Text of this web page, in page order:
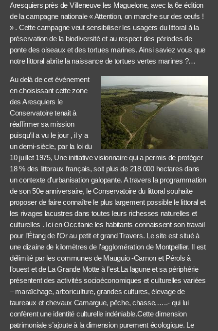
Aresquiers près de Villeneuve les Maguelone, avec la 6e édition
de la campagne nationale « Attention, on marche sur des œufs !
» . Cette campagne veut sensibiliser les usagers du littoral à la
préservation de la biodiversité et au respect des périodes de
ponte des oiseaux et des tortues marines. Ainsi saviez vous que
notre littoral abrite la naissance de tortues vertes marines ?…
Au delà de cet événement
en choisissant cette zone
des Aresquiers le
Conservatoire tenait à
réaffirmer sa mission
puisqu’il a vu le jour , il y a
un demi-siècle, par la loi du
10 juillet 1975, Une initiative visionnaire qui a permis de protéger
18 % des littoraux français, soit plus de 218 000 hectares dans
un contexte d’urbanisation galopante. A travers la programmation
de son 50e anniversaire, le Conservatoire du littoral souhaite
proposer de faire connaître le plus largement possible le littoral et
les rivages lacustres dans toutes leurs richesses naturelles et
culturelles . Ici en Occitanie les habitants connaissent son travail
pour l’Étang de l’Or au petit et grand Travers. Le site est situé à
une dizaine de kilomètres de l’agglomération de Montpellier. Il est
délimité par les communes de Mauguio -Carnon et Pérols à
l’ouest et de La Grande Motte à l’est.La lagune et sa périphérie
présentent des activités socioéconomiques et culturelles variées
– maraîchage, arboriculture, grandes cultures, élevage de
taureaux et chevaux Camargue, pêche, chasse,…..- qui lui
confèrent une identité culturelle indéniable.Cette dimension
patrimoniale s’ajoute à la dimension purement écologique. Le